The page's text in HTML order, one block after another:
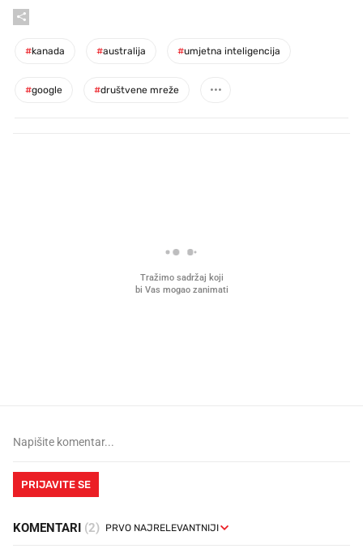
#kanada #australija #umjetna inteligencija
#google #društvene mreže
PRIJAVITE SE
KOMENTARI (2)